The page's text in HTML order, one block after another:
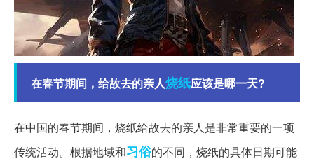
在春节期间，给故去的亲人烧纸应该是哪一天?
在中国的春节期间，烧纸给故去的亲人是非常重要的一项
传统活动。根据地域和习俗的不同，烧纸的具体日期可能